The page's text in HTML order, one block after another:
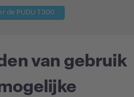
de PUDU T300
van gebruik